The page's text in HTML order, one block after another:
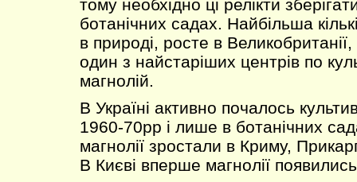
тому необхідно ці релікти
ботанічних садах. Найбільша
в природі, росте в
один з найстаріших центрів по
магнолій.
В Україні активно почалось
1960-70рр і лише в ботанічних
магнолії зростали в Криму,
В Києві вперше магнолії